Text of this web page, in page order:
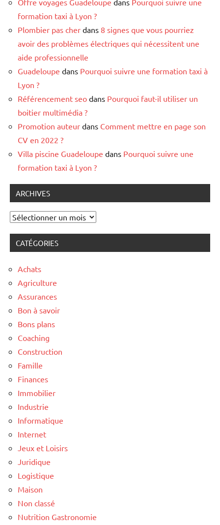
Offre voyages Guadeloupe dans Pourquoi suivre une
formation taxi à Lyon ?
Plombier pas cher dans 8 signes que vous pourriez
avoir des problèmes électriques qui nécessitent une
aide professionnelle
Guadeloupe dans Pourquoi suivre une formation taxi à
Lyon ?
Référencement seo dans Pourquoi faut-il utiliser un
boitier multimédia ?
Promotion auteur dans Comment mettre en page son
CV en 2022 ?
Villa piscine Guadeloupe dans Pourquoi suivre une
formation taxi à Lyon ?
ARCHIVES
Archives
CATÉGORIES
Achats
Agriculture
Assurances
Bon à savoir
Bons plans
Coaching
Construction
Famille
Finances
Immobilier
Industrie
Informatique
Internet
Jeux et Loisirs
Juridique
Logistique
Maison
Non classé
Nutrition Gastronomie